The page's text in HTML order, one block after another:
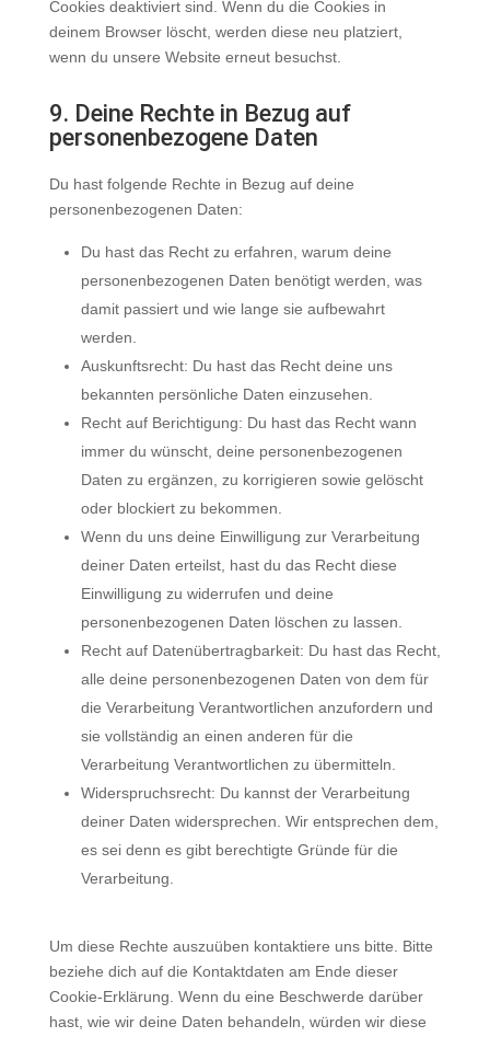
Cookies deaktiviert sind. Wenn du die Cookies in
deinem Browser löscht, werden diese neu platziert,
wenn du unsere Website erneut besuchst.
9. Deine Rechte in Bezug auf
personenbezogene Daten
Du hast folgende Rechte in Bezug auf deine
personenbezogenen Daten:
Du hast das Recht zu erfahren, warum deine
personenbezogenen Daten benötigt werden, was
damit passiert und wie lange sie aufbewahrt
werden.
Auskunftsrecht: Du hast das Recht deine uns
bekannten persönliche Daten einzusehen.
Recht auf Berichtigung: Du hast das Recht wann
immer du wünscht, deine personenbezogenen
Daten zu ergänzen, zu korrigieren sowie gelöscht
oder blockiert zu bekommen.
Wenn du uns deine Einwilligung zur Verarbeitung
deiner Daten erteilst, hast du das Recht diese
Einwilligung zu widerrufen und deine
personenbezogenen Daten löschen zu lassen.
Recht auf Datenübertragbarkeit: Du hast das Recht,
alle deine personenbezogenen Daten von dem für
die Verarbeitung Verantwortlichen anzufordern und
sie vollständig an einen anderen für die
Verarbeitung Verantwortlichen zu übermitteln.
Widerspruchsrecht: Du kannst der Verarbeitung
deiner Daten widersprechen. Wir entsprechen dem,
es sei denn es gibt berechtigte Gründe für die
Verarbeitung.
Um diese Rechte auszuüben kontaktiere uns bitte. Bitte
beziehe dich auf die Kontaktdaten am Ende dieser
Cookie-Erklärung. Wenn du eine Beschwerde darüber
hast, wie wir deine Daten behandeln, würden wir diese